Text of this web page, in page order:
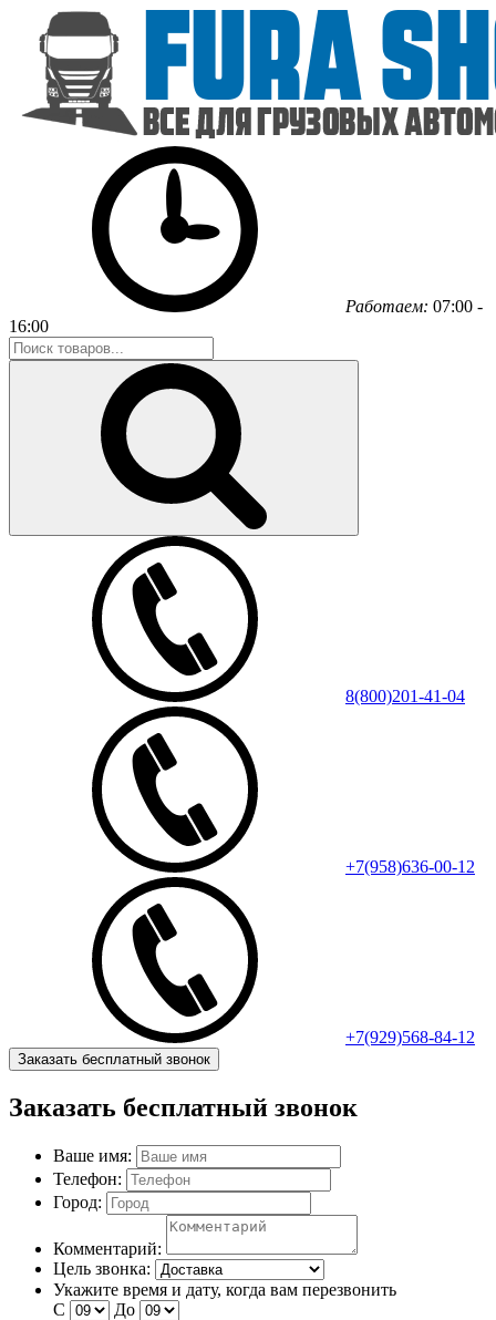
Работаем: 07:00 -
16:00
8(800)201-41-04
+7(958)636-00-12
+7(929)568-84-12
Заказать бесплатный звонок
Заказать бесплатный звонок
Ваше имя:
Телефон:
Город:
Комментарий:
Цель звонка:
Укажите время и дату, когда вам перезвонить
С
До